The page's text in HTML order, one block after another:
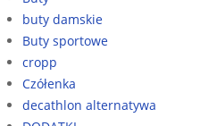
buty damskie
Buty sportowe
cropp
Czółenka
decathlon alternatywa